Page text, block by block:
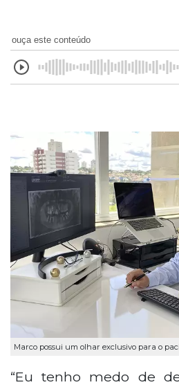
ouça este conteúdo
Marco possui um olhar exclusivo para o
“Eu tenho medo de